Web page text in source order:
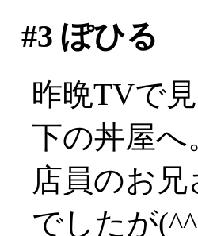
#3 ぽひる
昨晩TVで
下の丼屋へ
店員のお
でしたが